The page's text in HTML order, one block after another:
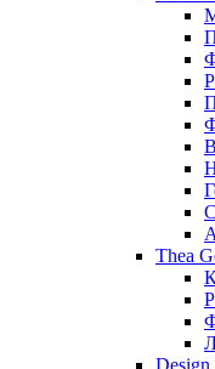
Thea